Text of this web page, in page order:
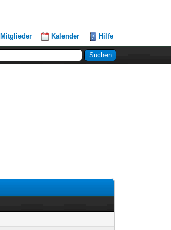
Mitglieder Kalender Hilfe